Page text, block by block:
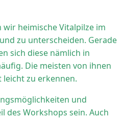
heimische Vitalpilze im
zu unterscheiden. Gerade
sich diese nämlich in
Die meisten von ihnen
zu erkennen.
und
des Workshops sein. Auch